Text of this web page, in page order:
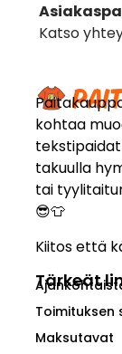
kohtaa
takuulla
tai
😎👕
Kiitos että
Tärkeät
Toimituksen
Maksutavat
Katso